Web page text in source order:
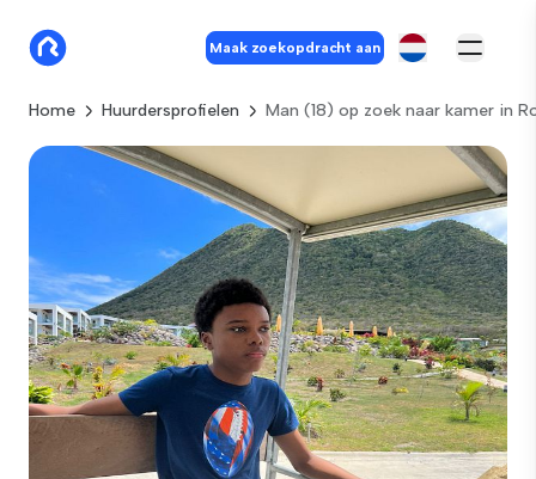
Maak zoekopdracht aan
Home Huurdersprofielen Man (18) op zoek naar kamer in